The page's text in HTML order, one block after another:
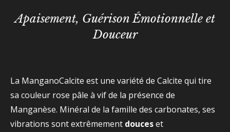
Apaisement, Guérison Émotionnelle et
Douceur
La ManganoCalcite est une variété de Calcite qui tire
sa couleur rose pâle à vif de la présence de
Manganèse. Minéral de la famille des carbonates, ses
vibrations sont extrêmement douceset